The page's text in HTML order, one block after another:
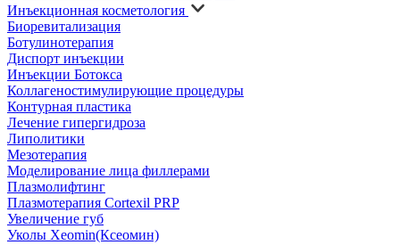
Инъекционная косметология
Биоревитализация
Ботулинотерапия
Диспорт инъекции
Инъекции Ботокса
Коллагеностимулирующие процедуры
Контурная пластика
Лечение гипергидроза
Липолитики
Мезотерапия
Моделирование лица филлерами
Плазмолифтинг
Плазмотерапия Cortexil PRP
Увеличение губ
Уколы Xeomin(Ксеомин)